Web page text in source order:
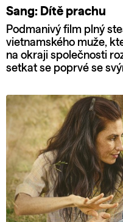
Sang: Dítě prachu
Podmanivý film plný
vietnamského muže,
na okraji společnosti
setkat se poprvé se